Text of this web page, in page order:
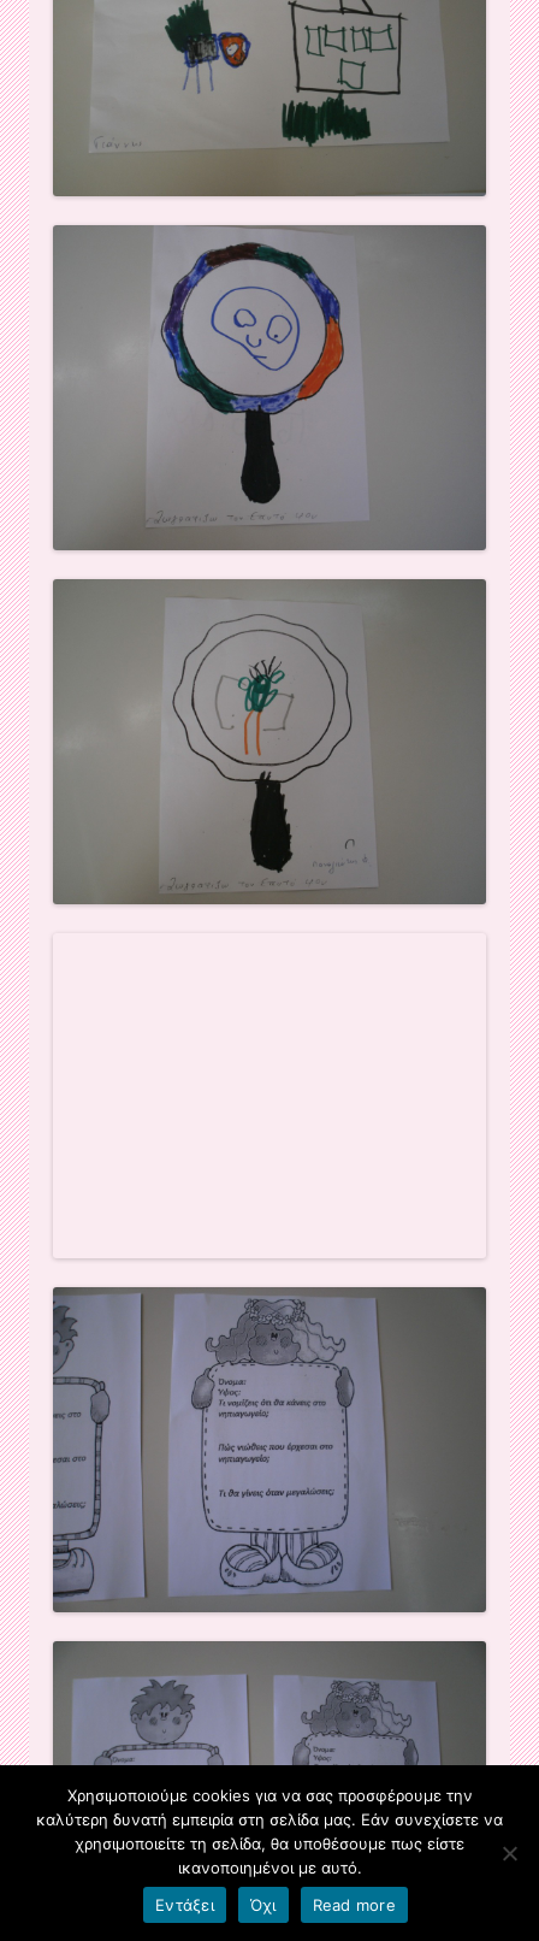
Χρησιμοποιούμε cookies για να σας προσφέρουμε την
καλύτερη δυνατή εμπειρία στη σελίδα μας. Εάν συνεχίσετε να
χρησιμοποιείτε τη σελίδα, θα υποθέσουμε πως είστε
ικανοποιημένοι με αυτό.
Εντάξει
Όχι Read more